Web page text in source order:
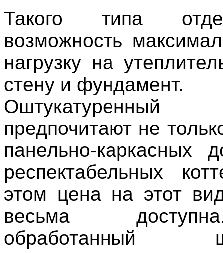
Такого типа
возможность
нагрузку на
стену и фундамент.
предпочитают не
панельно-каркасных
респектабельных
этом цена на этот
весьма
обработанный